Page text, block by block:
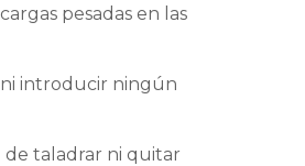
pesadas en las
ni introducir ningún
de taladrar ni quitar